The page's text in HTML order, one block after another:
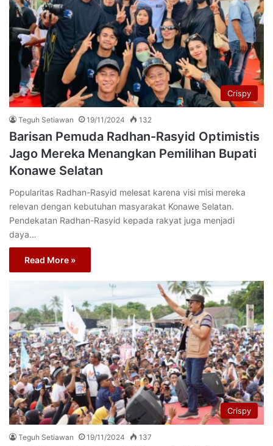
Crispy
Teguh Setiawan 19/11/2024 132
Barisan Pemuda Radhan-Rasyid Optimistis
Jago Mereka Menangkan Pemilihan Bupati
Konawe Selatan
Popularitas Radhan-Rasyid melesat karena visi misi mereka
relevan dengan kebutuhan masyarakat Konawe Selatan.
Pendekatan Radhan-Rasyid kepada rakyat juga menjadi
daya…
Read More »
Crispy
Teguh Setiawan 19/11/2024 137